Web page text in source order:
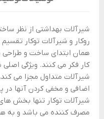
شیرآلات بهداشتی از نظر
روکار و شیرآلات توکار
همان ابتدای ساخت و طراحی
کار فکر می کنند. ویژگی اصلی
شیرآلات متداول مجزا می
اضافی و مخفی کردن آنها در
شیرآلات توکار تنها بخش
مصرف کننده می باشد و به